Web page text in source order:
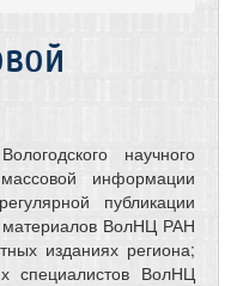
научного
информации
публикации
материалов ВолНЦ РАН
изданиях региона;
специалистов ВолНЦ